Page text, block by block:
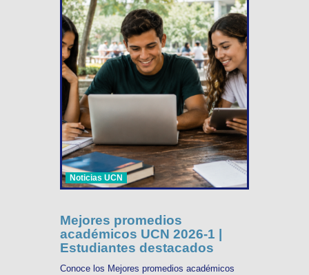
Noticias UCN
Mejores promedios
académicos UCN 2026-1 |
Estudiantes destacados
Conoce los Mejores promedios académicos